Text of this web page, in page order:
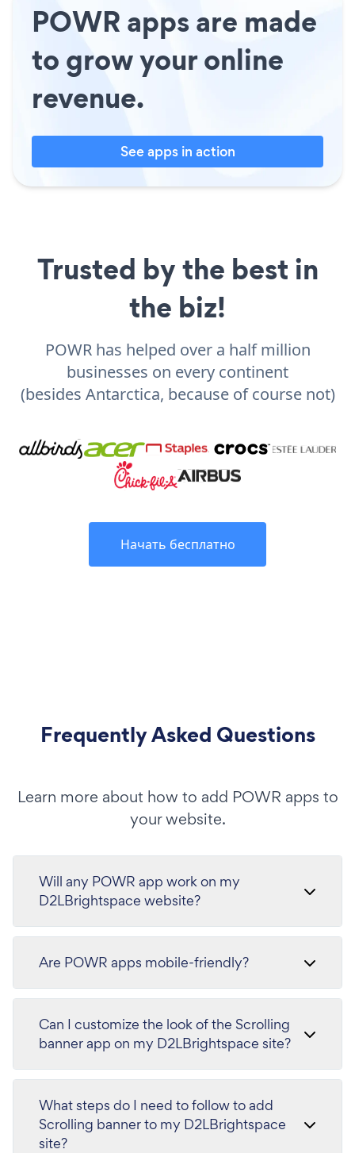
POWR apps are made
to grow your online
revenue.
See apps in action
Trusted by the best in
the biz!
POWR has helped over a half million
businesses on every continent
(besides Antarctica, because of course not)
Начать бесплатно
Frequently Asked Questions
Learn more about how to add POWR apps to
your website.
Will any POWR app work on my
D2LBrightspace website?
Are POWR apps mobile-friendly?
Can I customize the look of the Scrolling
banner app on my D2LBrightspace site?
What steps do I need to follow to add
Scrolling banner to my D2LBrightspace
site?